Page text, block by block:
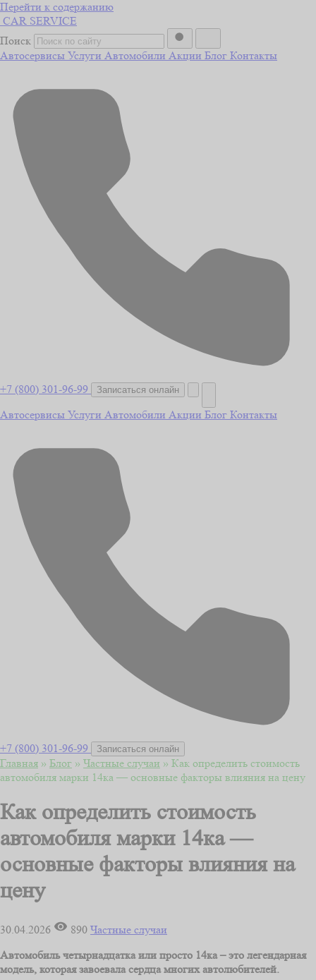
Перейти к содержанию
CAR SERVICE
Поиск
Автосервисы Услуги Автомобили Акции Блог Контакты
+7 (800) 301-96-99 Записаться онлайн
Автосервисы Услуги Автомобили Акции Блог Контакты
+7 (800) 301-96-99 Записаться онлайн
Главная » Блог » Частные случаи » Как определить стоимость
автомобиля марки 14ка — основные факторы влияния на цену
Как определить стоимость
автомобиля марки 14ка —
основные факторы влияния на
цену
30.04.2026 890 Частные случаи
Автомобиль четырнадцатка или просто 14ка – это легендарная
модель, которая завоевала сердца многих автолюбителей.